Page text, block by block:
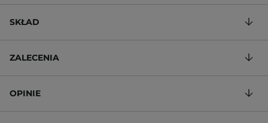
SKŁAD
ZALECENIA
OPINIE